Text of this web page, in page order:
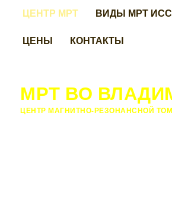
ЦЕНТР МРТ
ВИДЫ МРТ
ЦЕНЫ
КОНТАКТЫ
МРТ ВО
ЦЕНТР МАГНИТНО-РЕЗОНАНСНОЙ